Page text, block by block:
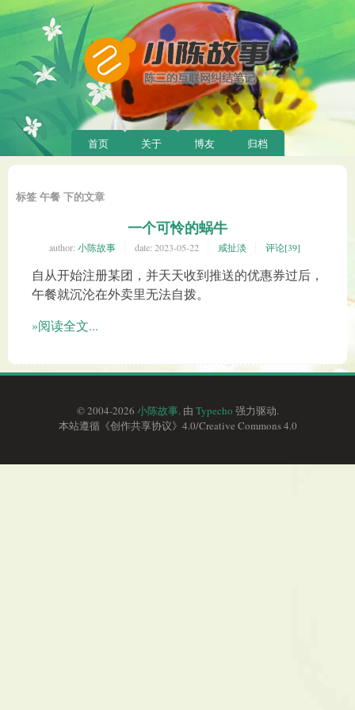
首页 关于 博友 归档
标签 午餐 下的文章
一个可怜的蜗牛
author: 小陈故事 date: 2023-05-22 咸扯淡 评论[39]
自从开始注册某团，并天天收到推送的优惠券过后，
午餐就沉沦在外卖里无法自拨。
»阅读全文...
© 2004-2026 小陈故事. 由 Typecho 强力驱动.
本站遵循《创作共享协议》4.0/Creative Commons 4.0